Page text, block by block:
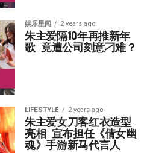
娱乐星闻 2 years ago
朱主爱隔10年再推新年
歌  竟遭公司刻意刁难？
LIFESTYLE 2 years ago
朱主爱女刀客红衣造型
亮相  宣布担任《倩女幽
魂》手游新马代言人